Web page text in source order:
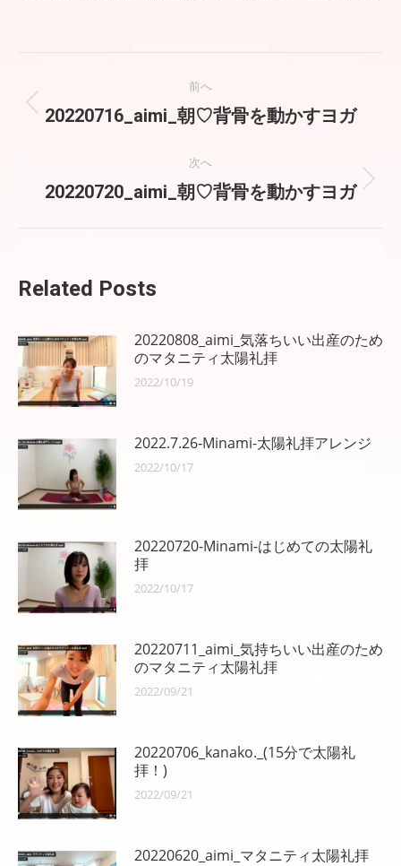
稿
ビ
シ
ョ
ン
前へ
前
の
稿:
20220716_aimi_朝♡背骨を動かすヨガ
次へ
次
の
20220720_aimi_朝♡背骨を動かすヨガ
Related Posts
20220808_aimi_気落ちいい出産のため
のマタニティ太陽礼拝
2022/10/19
2022.7.26‐Minami-太陽礼拝アレンジ
2022/10/17
20220720-Minami-はじめての太陽礼
拝
2022/10/17
20220711_aimi_気持ちいい出産のため
のマタニティ太陽礼拝
2022/09/21
20220706_kanako._(15分で太陽礼
拝！)
2022/09/21
20220620_aimi_マタニティ太陽礼拝